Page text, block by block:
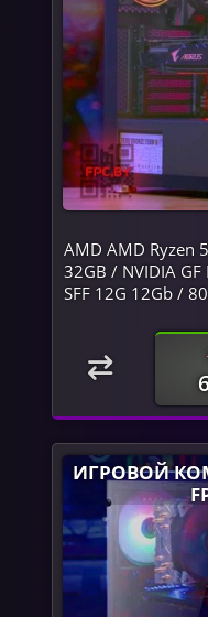
AMD AMD Ryzen
32GB / NVIDIA GF
SFF 12G 12Gb /
ИГРОВОЙ